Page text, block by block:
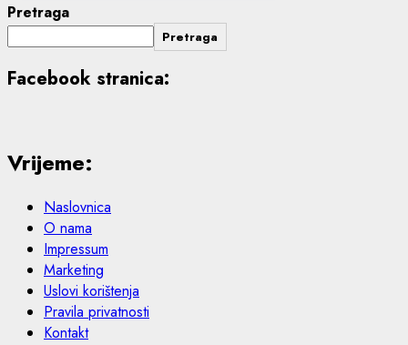
Pretraga
Pretraga
Facebook stranica:
Vrijeme:
Naslovnica
O nama
Impressum
Marketing
Uslovi korištenja
Pravila privatnosti
Kontakt